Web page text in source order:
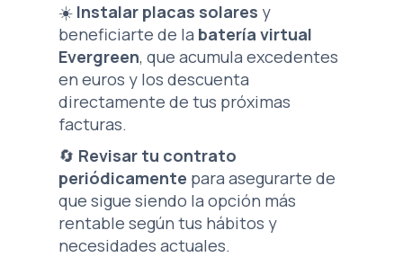
☀️ Instalar placas solares y
beneficiarte de la batería virtual
Evergreen, que acumula excedentes
en euros y los descuenta
directamente de tus próximas
facturas.
🔄 Revisar tu contrato
periódicamente para asegurarte de
que sigue siendo la opción más
rentable según tus hábitos y
necesidades actuales.